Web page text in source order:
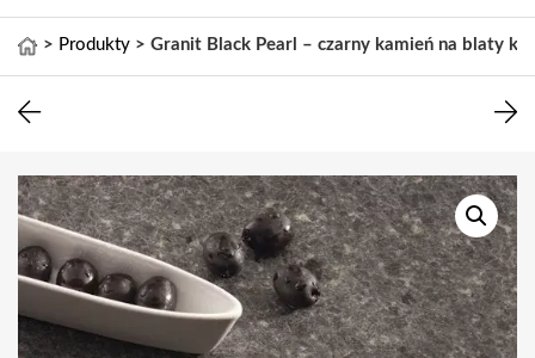
> Produkty > Granit Black Pearl – czarny kamień na blaty